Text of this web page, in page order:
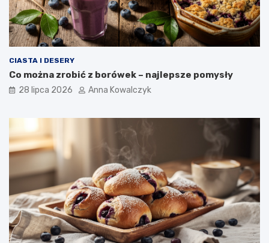
CIASTA I DESERY
Co można zrobić z borówek – najlepsze pomysły
28 lipca 2026 Anna Kowalczyk